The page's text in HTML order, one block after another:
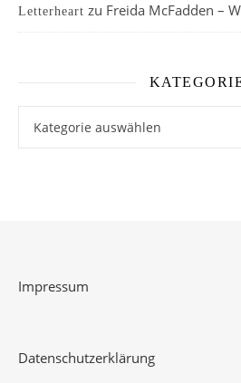
Letterheart zu Freida McFadden –
Impressum
Datenschutzerklärung